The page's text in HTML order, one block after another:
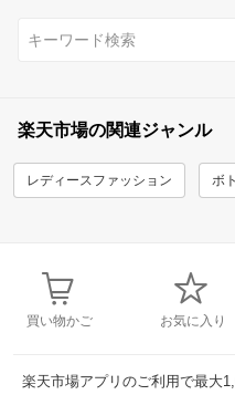
楽天市場の関連ジャンル
レディースファッション ボ
買い物かご お気に入り
楽天市場アプリのご利用で最大